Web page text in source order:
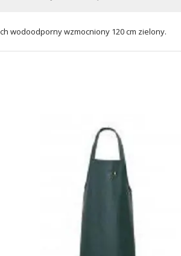
wodoodporny wzmocniony 120 cm zielony.